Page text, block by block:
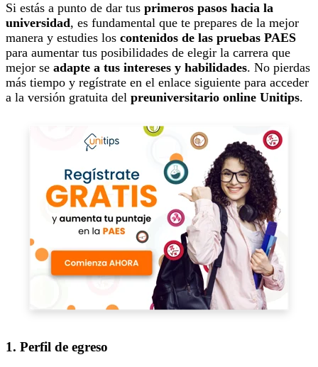
Si estás a punto de dar tus primeros pasos hacia la
universidad, es fundamental que te prepares de la mejor
manera y estudies los contenidos de las pruebas PAES
para aumentar tus posibilidades de elegir la carrera que
mejor se adapte a tus intereses y habilidades. No pierdas
más tiempo y regístrate en el enlace siguiente para acceder
a la versión gratuita del preuniversitario online Unitips.
1. Perfil de egreso